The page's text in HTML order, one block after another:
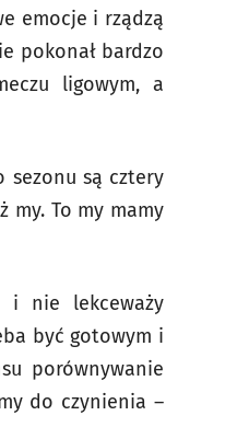
emocje i rządzą
pokonał bardzo
ligowym, a
sezonu są cztery
my. To my mamy
i nie lekceważy
być gotowym i
porównywanie
do czynienia –